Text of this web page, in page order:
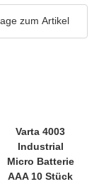
+
10er Pack
+
zum Artikel
Varta 4003
Industrial
Micro Batterie
AAA 10 Stück